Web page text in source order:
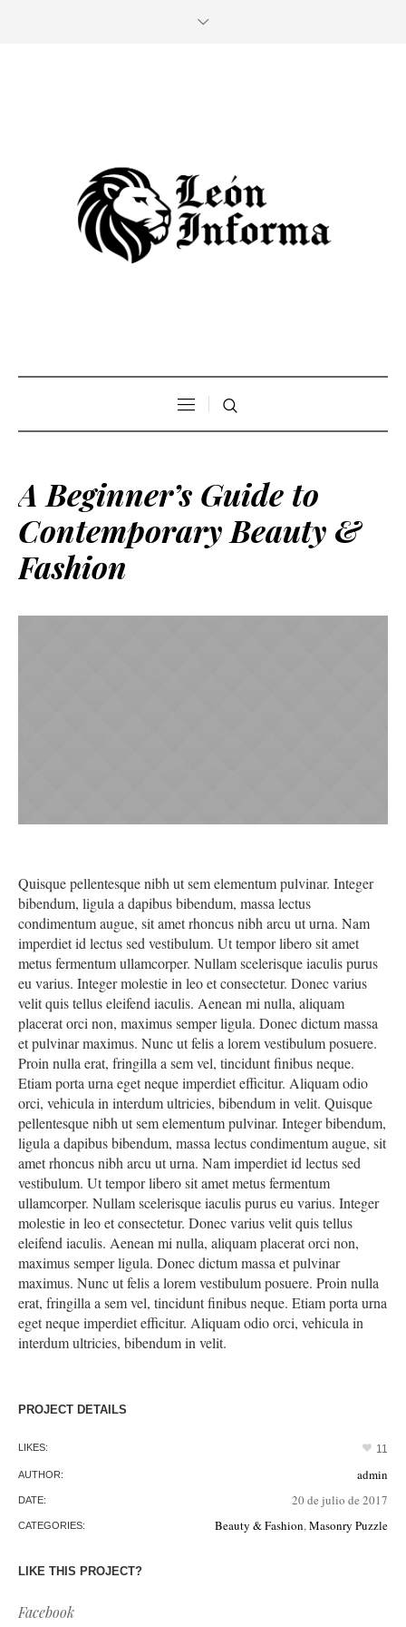
A Beginner’s Guide to
Contemporary Beauty &
Fashion
Quisque pellentesque nibh ut sem elementum pulvinar. Integer
bibendum, ligula a dapibus bibendum, massa lectus
condimentum augue, sit amet rhoncus nibh arcu ut urna. Nam
imperdiet id lectus sed vestibulum. Ut tempor libero sit amet
metus fermentum ullamcorper. Nullam scelerisque iaculis purus
eu varius. Integer molestie in leo et consectetur. Donec varius
velit quis tellus eleifend iaculis. Aenean mi nulla, aliquam
placerat orci non, maximus semper ligula. Donec dictum massa
et pulvinar maximus. Nunc ut felis a lorem vestibulum posuere.
Proin nulla erat, fringilla a sem vel, tincidunt finibus neque.
Etiam porta urna eget neque imperdiet efficitur. Aliquam odio
orci, vehicula in interdum ultricies, bibendum in velit. Quisque
pellentesque nibh ut sem elementum pulvinar. Integer bibendum,
ligula a dapibus bibendum, massa lectus condimentum augue, sit
amet rhoncus nibh arcu ut urna. Nam imperdiet id lectus sed
vestibulum. Ut tempor libero sit amet metus fermentum
ullamcorper. Nullam scelerisque iaculis purus eu varius. Integer
molestie in leo et consectetur. Donec varius velit quis tellus
eleifend iaculis. Aenean mi nulla, aliquam placerat orci non,
maximus semper ligula. Donec dictum massa et pulvinar
maximus. Nunc ut felis a lorem vestibulum posuere. Proin nulla
erat, fringilla a sem vel, tincidunt finibus neque. Etiam porta urna
eget neque imperdiet efficitur. Aliquam odio orci, vehicula in
interdum ultricies, bibendum in velit.
PROJECT DETAILS
LIKES: 11
AUTHOR: admin
DATE: 20 de julio de 2017
CATEGORIES: Beauty & Fashion,Masonry Puzzle
LIKE THIS PROJECT?
Facebook